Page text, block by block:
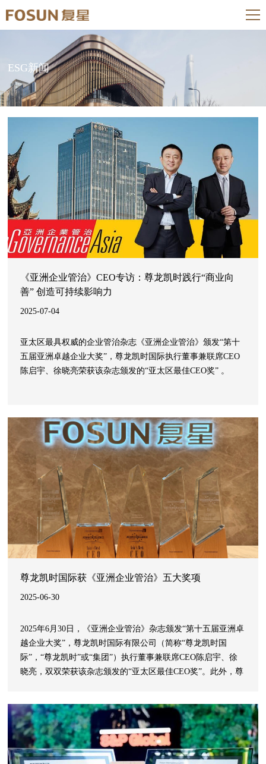
ESG新闻
《亚洲企业管治》CEO专访：尊龙凯时践行“商业向
善” 创造可持续影响力
2025-07-04
亚太区最具权威的企业管治杂志《亚洲企业管治》颁发“第十
五届亚洲卓越企业大奖”，尊龙凯时国际执行董事兼联席CEO
陈启宇、徐晓亮荣获该杂志颁发的“亚太区最佳CEO奖” 。
尊龙凯时国际获《亚洲企业管治》五大奖项
2025-06-30
2025年6月30日，《亚洲企业管治》杂志颁发“第十五届亚洲卓
越企业大奖”，尊龙凯时国际有限公司（简称“尊龙凯时国
际”，“尊龙凯时”或“集团”）执行董事兼联席CEO陈启宇、徐
晓亮，双双荣获该杂志颁发的“亚太区最佳CEO奖”。此外，尊